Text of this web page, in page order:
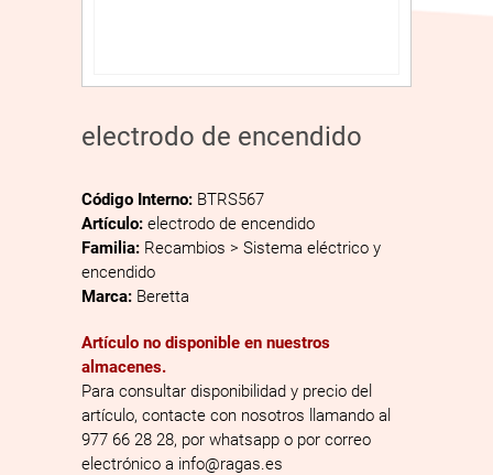
electrodo de encendido
Código Interno: BTRS567
Artículo: electrodo de encendido
Familia: Recambios > Sistema eléctrico y
encendido
Marca: Beretta
Artículo no disponible en nuestros
almacenes.
Para consultar disponibilidad y precio del
artículo, contacte con nosotros llamando al
977 66 28 28, por whatsapp o por correo
electrónico a info@ragas.es